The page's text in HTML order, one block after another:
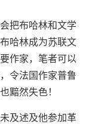
把布哈林和文学
哈林成为苏联文
作家，笔者可以
令法国作家普鲁
黯然失色！
及述及他参加革